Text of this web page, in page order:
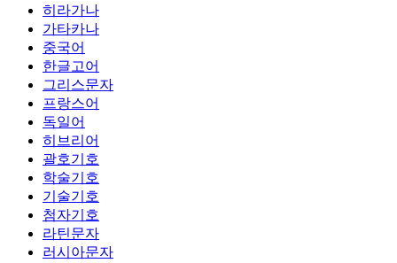
히라가나
가타카나
중국어
한글고어
그리스문자
프랑스어
독일어
히브리어
괄호기호
학술기호
기술기호
첨자기호
라틴문자
러시아문자